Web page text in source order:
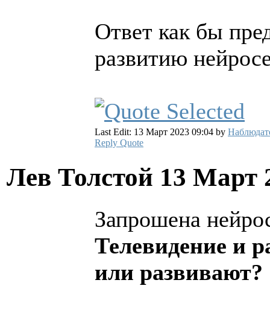
Ответ как бы
развитию
Last Edit: 13 Март 2023 09:04 by
Reply Quote
Лев Толстой 13 Март
Запрошена
Телевидение и
или развивают?